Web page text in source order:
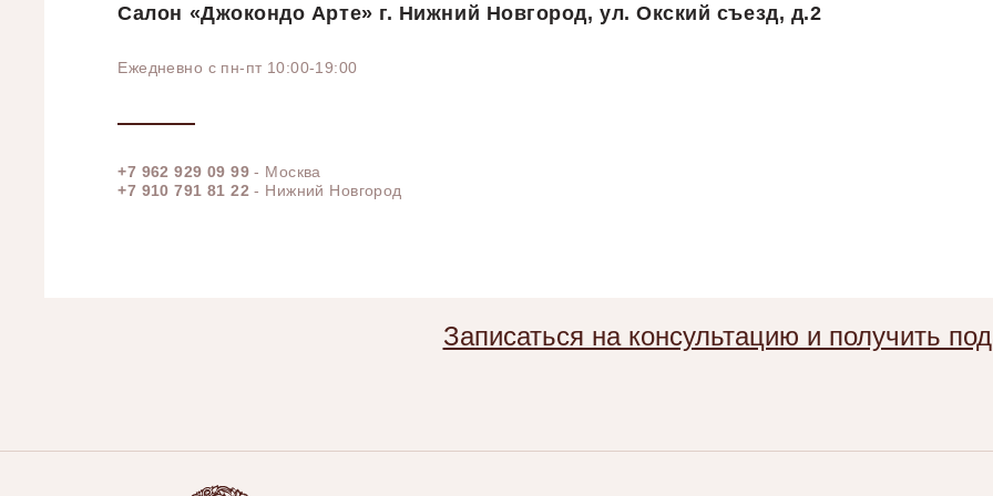
Салон «Джокондо Арте» г. Нижний Новгород, ул. Окский съезд, д.2
Ежедневно с пн-пт 10:00-19:00
+7 962 929 09 99 - Москва
+7 910 791 81 22 - Нижний Новгород
Записаться на консультацию и получить